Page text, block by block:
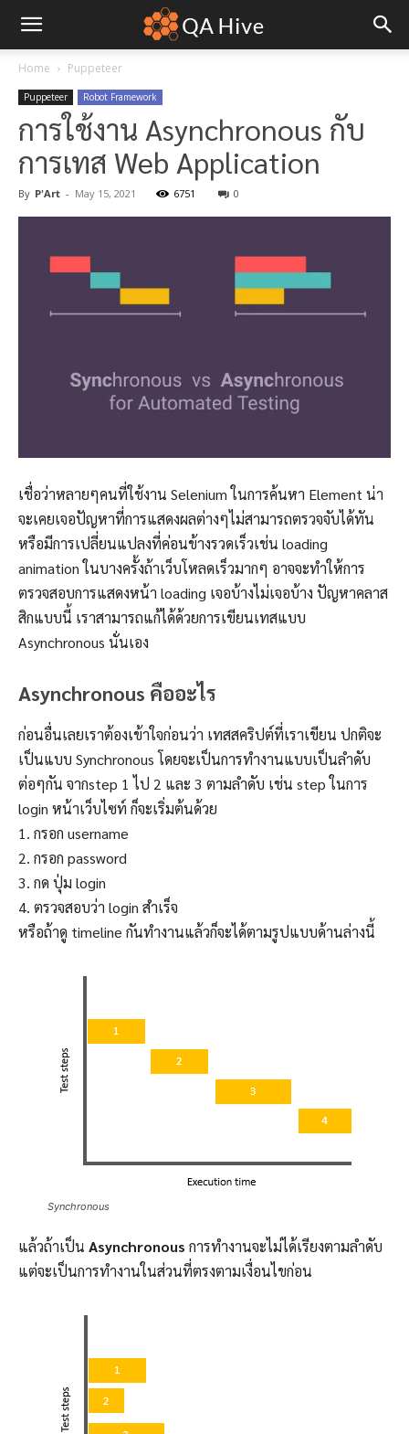
Home Puppeteer
Puppeteer Robot Framework
การใช้งาน Asynchronous กับ
การเทส Web Application
By P'Art - May 15, 2021 6751 0
เชื่อว่าหลายๆคนที่ใช้งาน Selenium ในการค้นหา Element น่า
จะเคยเจอปัญหาที่การแสดงผลต่างๆไม่สามารถตรวจจับได้ทัน
หรือมีการเปลี่ยนแปลงที่ค่อนข้างรวดเร็วเช่น loading
animation ในบางครั้งถ้าเว็บโหลดเร็วมากๆ อาจจะทำให้การ
ตรวจสอบการแสดงหน้า loading เจอบ้างไม่เจอบ้าง ปัญหาคลาส
สิกแบบนี้ เราสามารถแก้ได้ด้วยการเขียนเทสแบบ
Asynchronous นั่นเอง
Asynchronous คืออะไร
ก่อนอื่นเลยเราต้องเข้าใจก่อนว่า เทสสคริปต์ที่เราเขียน ปกติจะ
เป็นแบบ Synchronous โดยจะเป็นการทำงานแบบเป็นลำดับ
ต่อๆกัน จากstep 1 ไป 2 และ 3 ตามลำดับ เช่น step ในการ
login หน้าเว็บไซท์ ก็จะเริ่มต้นด้วย
1. กรอก username
2. กรอก password
3. กด ปุ่ม login
4. ตรวจสอบว่า login สำเร็จ
หรือถ้าดู timeline กันทำงานแล้วก็จะได้ตามรูปแบบด้านล่างนี้
Synchronous
แล้วถ้าเป็น Asynchronous การทำงานจะไม่ได้เรียงตามลำดับ
แต่จะเป็นการทำงานในส่วนที่ตรงตามเงื่อนไขก่อน